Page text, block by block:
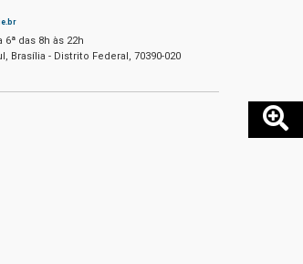
das 8h às 22h
Brasília - Distrito Federal, 70390-020